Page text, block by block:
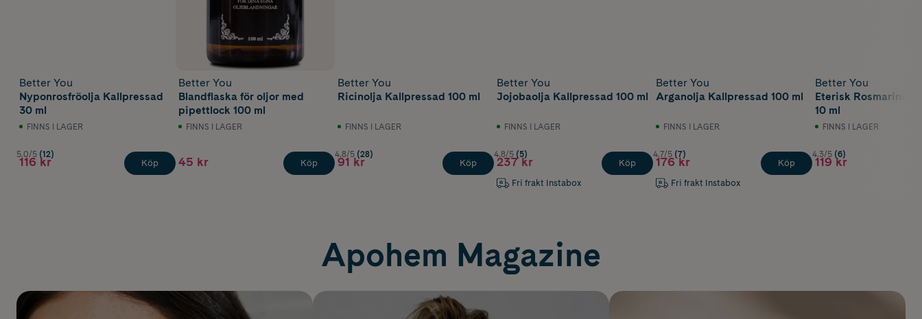
Better You
Nyponrosfröolja Kallpressad
30 ml
FINNS I LAGER
5.0/5 (12)
116 kr Köp
Better You
Blandflaska för oljor med
pipettlock 100 ml
FINNS I LAGER
45 kr Köp
Better You
Ricinolja Kallpressad 100 ml
FINNS I LAGER
4.8/5 (28)
91 kr Köp
Better You
Jojobaolja Kallpressad 100 ml
FINNS I LAGER
4.8/5 (5)
237 kr
Fri frakt Instabox
Köp
Better You
Arganolja Kallpressad 100 ml
FINNS I LAGER
4.7/5 (7)
176 kr
Fri frakt Instabox
Köp
Better You
Eterisk Rosmarinolja
10 ml
FINNS I LAGER
4.3/5 (6)
119 kr
Apohem Magazine